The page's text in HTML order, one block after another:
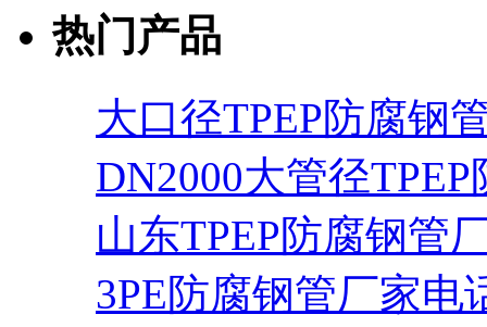
热门产品
大口径TPEP防腐钢
DN2000大管径
山东TPEP防腐钢管
3PE防腐钢管厂家电